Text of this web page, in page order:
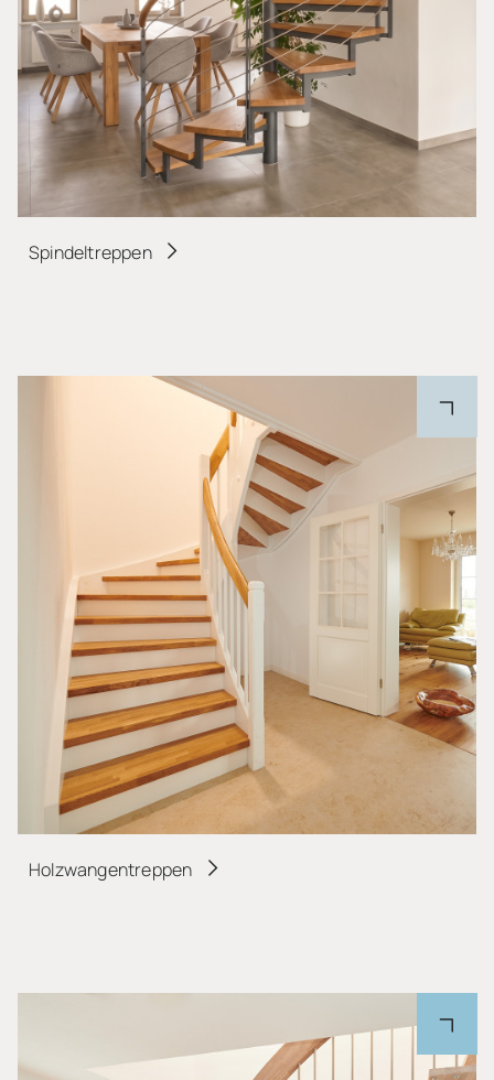
Spindeltreppen
Holzwangentreppen